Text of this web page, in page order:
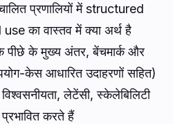
प्रणालियों में structured
का वास्तव में क्या अर्थ है
पीछे के मुख्य अंतर, बेंचमार्क और
केस आधारित उदाहरणों सहित)
लेटेंसी, स्केलेबिलिटी
करते हैं